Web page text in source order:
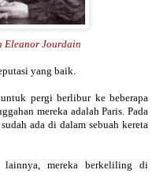
Eleanor Jourdain
yang baik.
pergi berlibur ke beberapa
mereka adalah Paris. Pada
ada di dalam sebuah kereta
lainnya, mereka berkeliling di